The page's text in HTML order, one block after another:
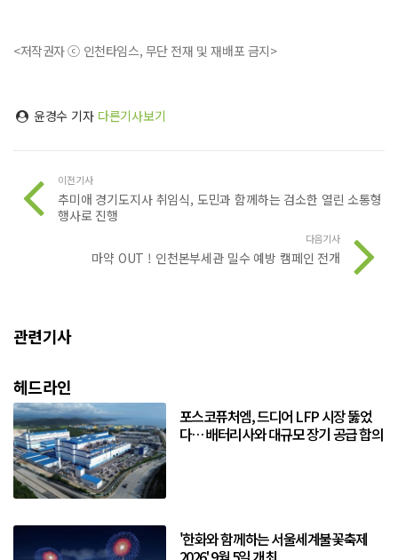
<저작권자 ⓒ 인천타임스, 무단 전재 및 재배포 금지>
윤경수 기자 다른기사보기
이전기사
추미애 경기도지사 취임식, 도민과 함께하는 검소한 열린 소통형
행사로 진행
다음기사
마약 OUT ! 인천본부세관 밀수 예방 캠페인 전개
관련기사
헤드라인
포스코퓨처엠, 드디어 LFP 시장 뚫었
다… 배터리사와 대규모 장기 공급 합의
'한화와 함께하는 서울세계불꽃축제